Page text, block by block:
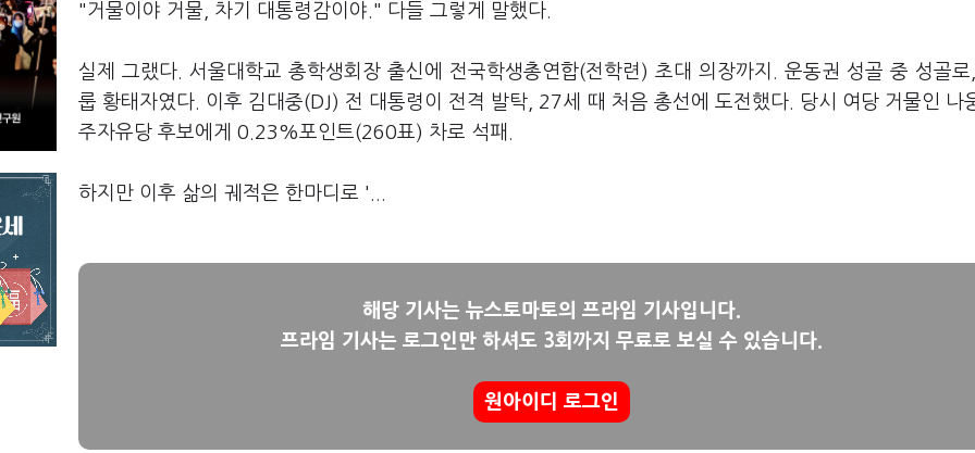
"거물이야 거물, 차기 대통령감이야." 다들 그렇게 말했다.
실제 그랬다. 서울대학교 총학생회장 출신에 전국학생총연합(전학련) 초대 의장까지. 운동권 성골 중 성골
룹 황태자였다. 이후 김대중(DJ) 전 대통령이 전격 발탁, 27세 때 처음 총선에 도전했다. 당시 여당 거물인 나
주자유당 후보에게 0.23%포인트(260표) 차로 석패.
하지만 이후 삶의 궤적은 한마디로 '...
해당 기사는 뉴스토마토의 프라임 기사입니다.
프라임 기사는 로그인만 하셔도 3회까지 무료로 보실 수 있습니다.
원아이디 로그인